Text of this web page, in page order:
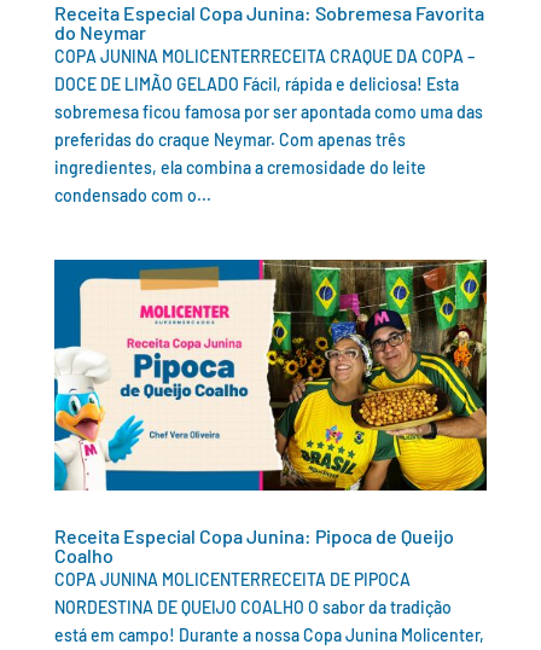
Receita Especial Copa Junina: Sobremesa Favorita
do Neymar
COPA JUNINA MOLICENTERRECEITA CRAQUE DA COPA –
DOCE DE LIMÃO GELADO Fácil, rápida e deliciosa! Esta
sobremesa ficou famosa por ser apontada como uma das
preferidas do craque Neymar. Com apenas três
ingredientes, ela combina a cremosidade do leite
condensado com o...
Receita Especial Copa Junina: Pipoca de Queijo
Coalho
COPA JUNINA MOLICENTERRECEITA DE PIPOCA
NORDESTINA DE QUEIJO COALHO O sabor da tradição
está em campo! Durante a nossa Copa Junina Molicenter,